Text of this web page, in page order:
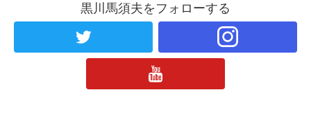
黒川馬須夫をフォローする